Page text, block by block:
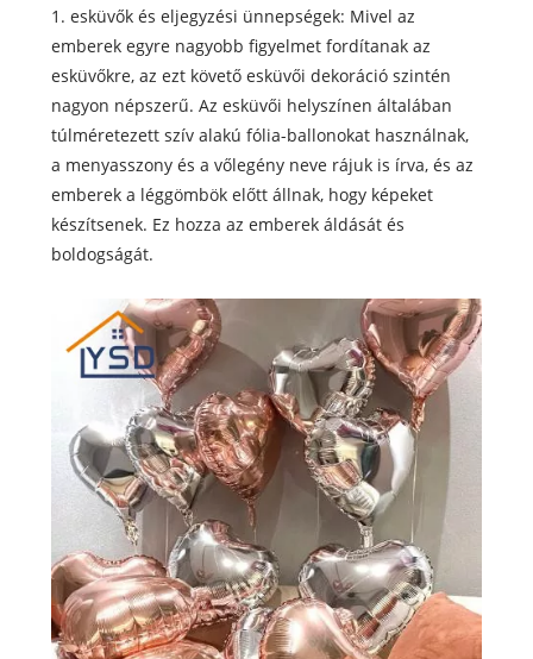
1. esküvők és eljegyzési ünnepségek: Mivel az
emberek egyre nagyobb figyelmet fordítanak az
esküvőkre, az ezt követő esküvői dekoráció szintén
nagyon népszerű. Az esküvői helyszínen általában
túlméretezett szív alakú fólia-ballonokat használnak,
a menyasszony és a vőlegény neve rájuk is írva, és az
emberek a léggömbök előtt állnak, hogy képeket
készítsenek. Ez hozza az emberek áldását és
boldogságát.